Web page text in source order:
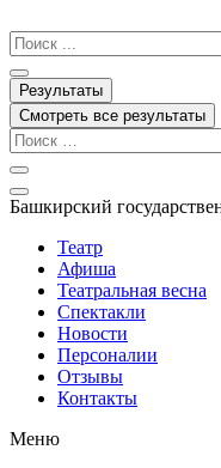
к
содержимому
Search
...
Результаты
Смотреть все результаты
Башкирский
Театр
Афиша
Театральная весна
Спектакли
Новости
Персоналии
Отзывы
Контакты
Меню